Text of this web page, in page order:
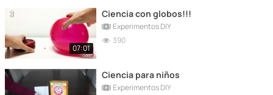
07:01
Ciencia con globos!!!
Experimentos DIY
390
Ciencia para niños
Experimentos DIY